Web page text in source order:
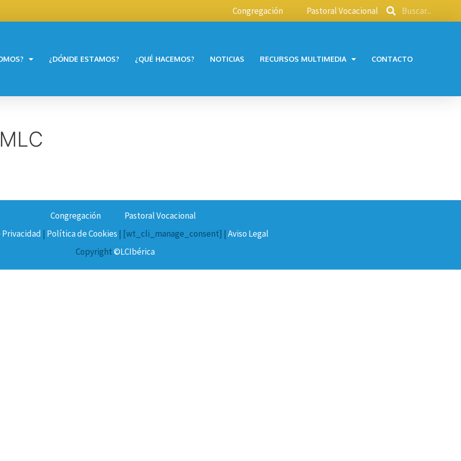
Congregación Pastoral Vocacional
¿DÓNDE ESTAMOS? ¿QUÉ HACEMOS? NOTICIAS RECURSOS MULTIMEDIA CONTACTO
Congregación
Pastoral Vocacional
| Política de Cookies | [wt_cli_manage_consent] | Aviso Legal
Copyright©LCIbérica